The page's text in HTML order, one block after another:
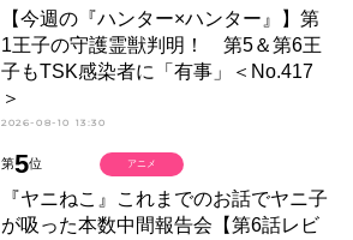
【今週の『ハンター×ハンター』】第
1王子の守護霊獣判明！ 第5＆第6王
子もTSK感染者に「有事」＜No.417
＞
2026-08-10 13:30
第5位
『ヤニねこ』これまでのお話でヤニ子
が吸った本数中間報告会【第6話レビ
アニメ